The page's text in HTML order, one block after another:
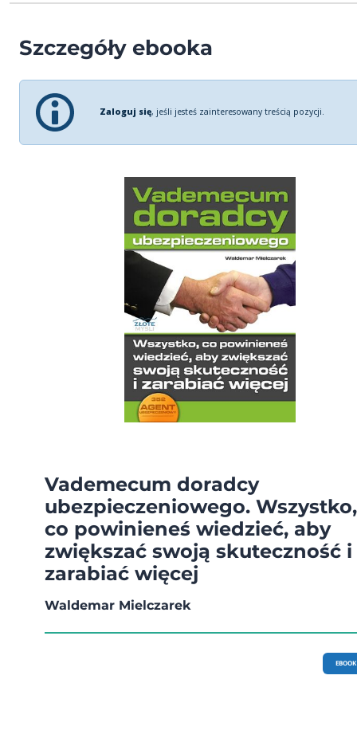
Szczegóły ebooka
Zaloguj się, jeśli jesteś zainteresowany treścią pozycji.
Vademecum doradcy
ubezpieczeniowego. Wszystko,
co powinieneś wiedzieć, aby
zwiększać swoją skuteczność i
zarabiać więcej
Waldemar Mielczarek
EBOOK